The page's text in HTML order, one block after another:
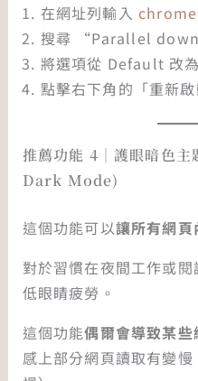
在網址列輸入
搜尋 “Parallel
將選項從 Default 改
點擊右下角的「重新
推薦功能 4｜護眼暗色
Dark Mode)
這個功能可以讓所有網頁
對於習慣在夜間工作或
低眼睛疲勞。
這個功能偶爾會導致某
感上部分網頁讀取有變